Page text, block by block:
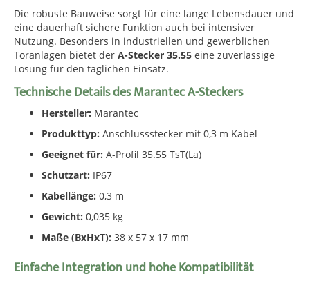
Die robuste Bauweise sorgt für eine lange Lebensdauer und
eine dauerhaft sichere Funktion auch bei intensiver
Nutzung. Besonders in industriellen und gewerblichen
Toranlagen bietet der A-Stecker 35.55 eine zuverlässige
Lösung für den täglichen Einsatz.
Technische Details des Marantec A-Steckers
Hersteller: Marantec
Produkttyp: Anschlussstecker mit 0,3 m Kabel
Geeignet für: A-Profil 35.55 TsT(La)
Schutzart: IP67
Kabellänge: 0,3 m
Gewicht: 0,035 kg
Maße (BxHxT): 38 x 57 x 17 mm
Einfache Integration und hohe Kompatibilität